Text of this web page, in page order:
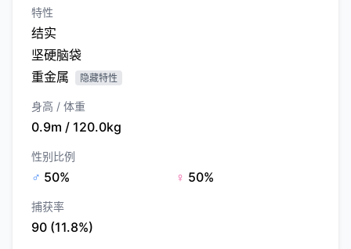
特性
结实
坚硬脑袋
重金属
隐藏特性
身高 / 体重
0.9m / 120.0kg
性别比例
♂ 50% ♀ 50%
捕获率
90 (11.8%)